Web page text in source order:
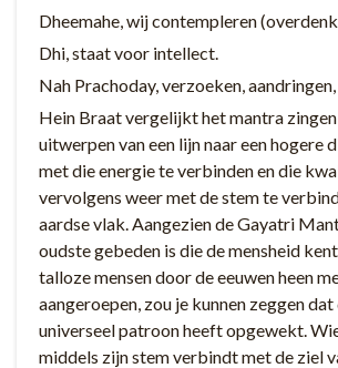
Dheemahe, wij contempleren
Dhi, staat voor intellect.
Nah Prachoday, verzoeken,
Hein Braat vergelijkt het mantra
uitwerpen van een lijn naar een hogere
met die energie te verbinden en die
vervolgens weer met de stem te
aardse vlak. Aangezien de Gayatri
oudste gebeden is die de mensheid
talloze mensen door de eeuwen heen
aangeroepen, zou je kunnen zeggen
universeel patroon heeft opgewekt.
middels zijn stem verbindt met de ziel